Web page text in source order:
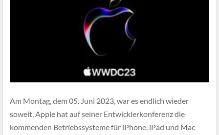
Am Montag, dem 05. Juni 2023, war es endlich wieder
soweit, Apple hat auf seiner Entwicklerkonferenz die
kommenden Betriebssysteme für iPhone, iPad und Mac